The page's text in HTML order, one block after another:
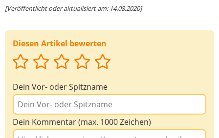
[Veröffentlicht oder aktualisiert am: 14.08.2020]
Diesen Artikel bewerten
Dein Vor- oder Spitzname
Dein Kommentar (max. 1000 Zeichen)